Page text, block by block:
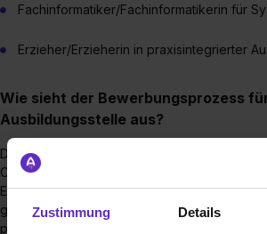
Zustimmung Details
Fachinformatiker/Fachinformatikerin für
Erzieher/Erzieherin in praxisintegrierter
Wie sieht der Bewerbungsprozess
Ausbildungsstelle aus?
Deine Bewerbung sendest du uns am
Onlineformular zu. Direkt danach bekommst
Eingangsbestätigung, damit du sicher sein
geklappt hat. Wir schauen uns deine
prüfen, ob alle wichtigen Unterlagen